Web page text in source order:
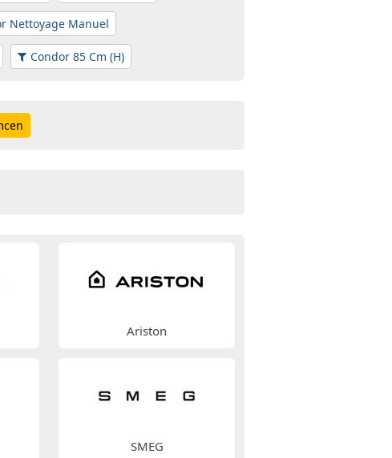
Nettoyage Manuel
Condor 85 Cm (H)
Ariston
SMEG